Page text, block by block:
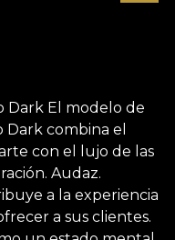
Dark El modelo de
combina el
con el lujo de las
Audaz.
a la experiencia
a sus clientes.